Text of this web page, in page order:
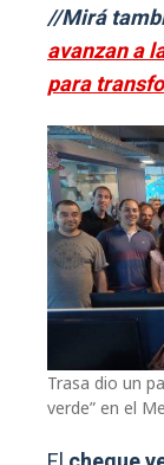
//Mirá
avanzan a
para
Trasa dio un
verde” en el